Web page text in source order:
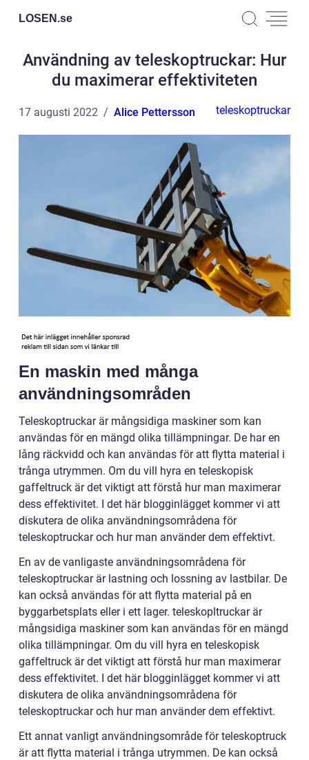
LOSEN.se
Användning av teleskoptruckar: Hur
du maximerar effektiviteten
17 augusti 2022 Alice Pettersson teleskoptruckar
En maskin med många
användningsområden
Teleskoptruckar är mångsidiga maskiner som kan
användas för en mängd olika tillämpningar. De har en
lång räckvidd och kan användas för att flytta material i
trånga utrymmen. Om du vill hyra en teleskopisk
gaffeltruck är det viktigt att förstå hur man maximerar
dess effektivitet. I det här blogginlägget kommer vi att
diskutera de olika användningsområdena för
teleskoptruckar och hur man använder dem effektivt.
En av de vanligaste användningsområdena för
teleskoptruckar är lastning och lossning av lastbilar. De
kan också användas för att flytta material på en
byggarbetsplats eller i ett lager. teleskopltruckar är
mångsidiga maskiner som kan användas för en mängd
olika tillämpningar. Om du vill hyra en teleskopisk
gaffeltruck är det viktigt att förstå hur man maximerar
dess effektivitet. I det här blogginlägget kommer vi att
diskutera de olika användningsområdena för
teleskoptruckar och hur man använder dem effektivt.
Ett annat vanligt användningsområde för teleskoptruck
är att flytta material i trånga utrymmen. De kan också